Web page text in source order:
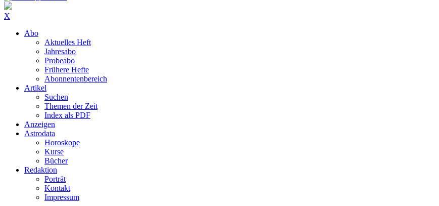
X
Abo
Aktuelles Heft
Jahresabo
Probeabo
Frühere Hefte
Abonnentenbereich
Artikel
Suchen
Themen der Zeit
Index als PDF
Anzeigen
Astrodata
Horoskope
Kurse
Bücher
Redaktion
Porträt
Kontakt
Impressum